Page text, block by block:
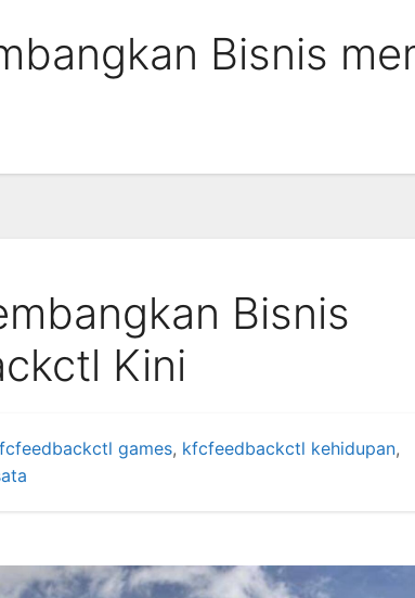
Bisnis
Bisnis
Kini
games, kfcfeedbackctl kehidupan,